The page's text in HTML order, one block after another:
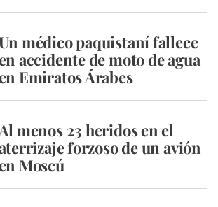
médico paquistaní fallece
accidente de moto de agua
Emiratos Árabes
menos 23 heridos en el
forzoso de un avión
Moscú